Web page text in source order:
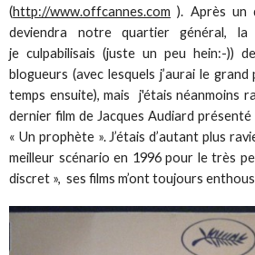
(http://www.offcannes.com ). Après un
deviendra notre quartier général,
je culpabilisais (juste un peu hein:-))
blogueurs (avec lesquels j’aurai le
temps ensuite), mais j'étais néanmoins
dernier film de Jacques Audiard
« Un prophète ». J’étais d’autant plus
meilleur scénario en 1996 pour le très
discret », ses films m’ont toujours